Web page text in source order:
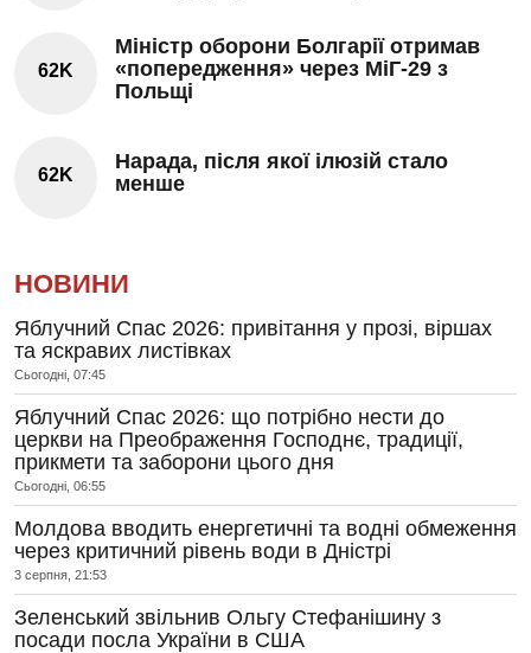
62K
Міністр оборони Болгарії отримав
«попередження» через МіГ-29 з
Польщі
62K
Нарада, після якої ілюзій стало
менше
НОВИНИ
Яблучний Спас 2026: привітання у прозі, віршах
та яскравих листівках
Сьогодні, 07:45
Яблучний Спас 2026: що потрібно нести до
церкви на Преображення Господнє, традиції,
прикмети та заборони цього дня
Сьогодні, 06:55
Молдова вводить енергетичні та водні обмеження
через критичний рівень води в Дністрі
3 серпня, 21:53
Зеленський звільнив Ольгу Стефанішину з
посади посла України в США